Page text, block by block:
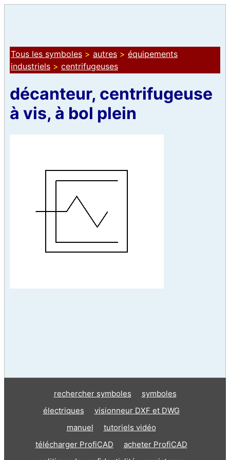
Tous les symboles > autres > équipements
industriels > centrifugeuses
décanteur, centrifugeuse
à vis, à bol plein
rechercher symboles
symboles
électriques
visionneur DXF et DWG
manuel
tutoriels vidéo
télécharger ProfiCAD
acheter ProfiCAD